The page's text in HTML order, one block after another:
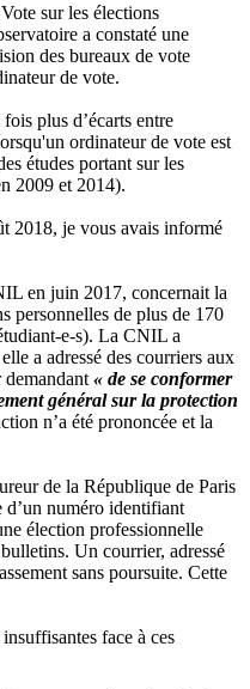
sur les élections
a constaté une
des bureaux de vote
de vote.
plus d’écarts entre
ordinateur de vote est
études portant sur les
2009 et 2014).
2018, je vous avais informé
en juin 2017, concernait la
personnelles de plus de 170
e-s). La CNIL a
a adressé des courriers aux
demandant « de se conformer
général sur la protection
n’a été prononcée et la
de la République de Paris
d’un numéro identifiant
élection professionnelle
Un courrier, adressé
sans poursuite. Cette
face à ces